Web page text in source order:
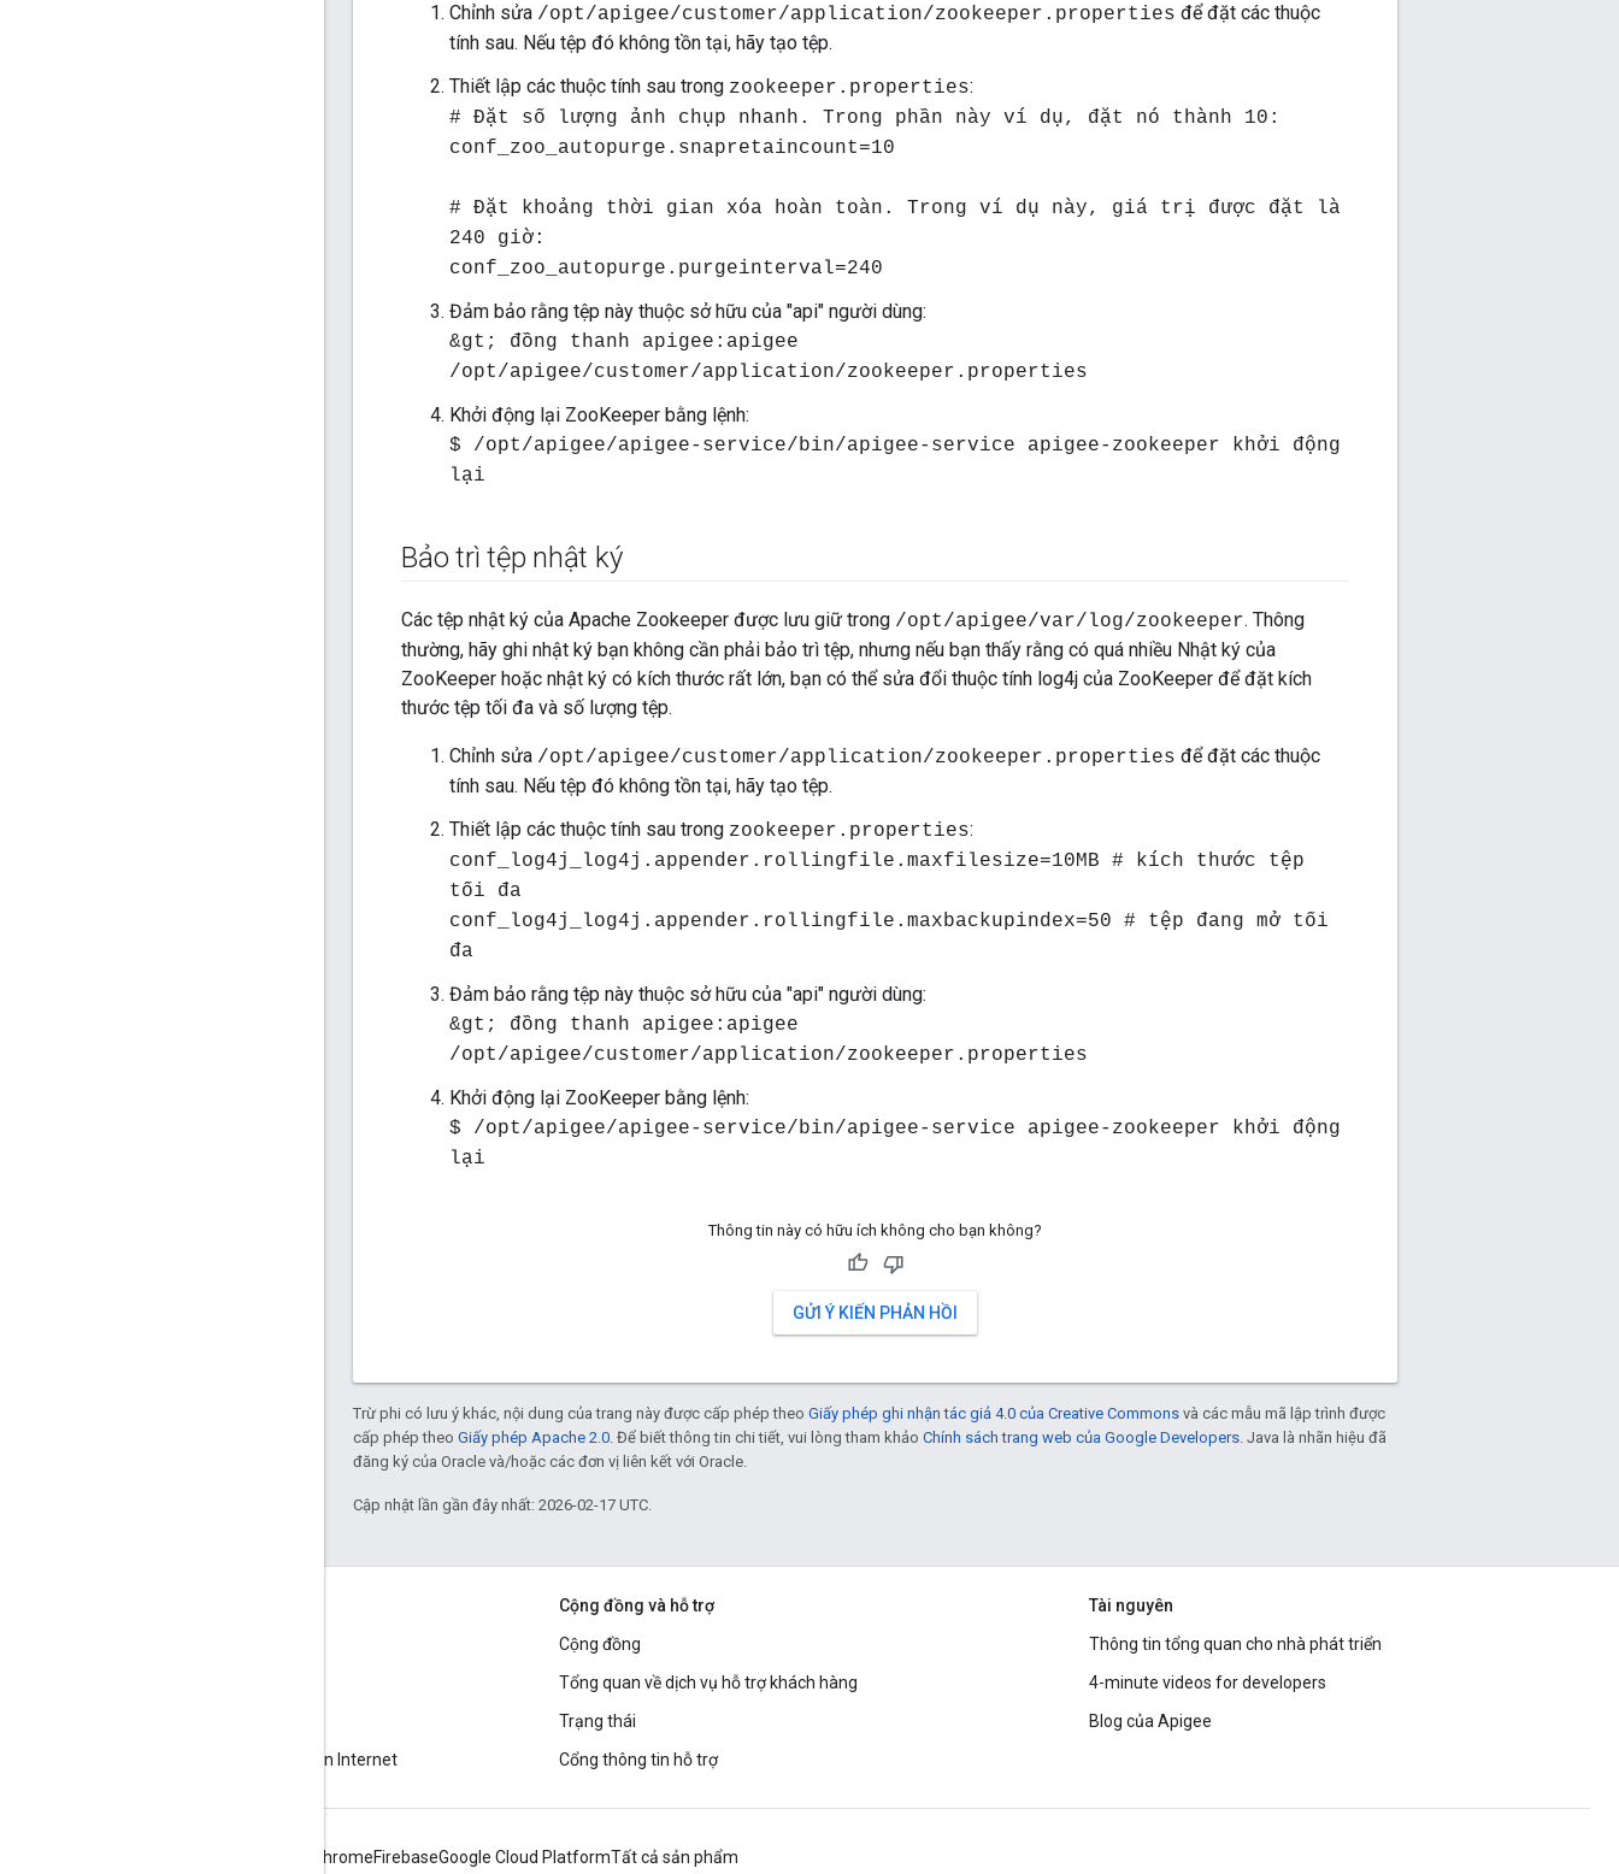
Chỉnh sửa /opt/apigee/customer/application/zookeeper.properties để đặt các thuộc
tính sau. Nếu tệp đó không tồn tại, hãy tạo tệp.
Thiết lập các thuộc tính sau trong zookeeper.properties:
# Đặt số lượng ảnh chụp nhanh. Trong phần này ví dụ, đặt nó thành 10:
conf_zoo_autopurge.snapretaincount=10
# Đặt khoảng thời gian xóa hoàn toàn. Trong ví dụ này, giá trị được đặt là
240 giờ:
conf_zoo_autopurge.purgeinterval=240
Đảm bảo rằng tệp này thuộc sở hữu của "api" người dùng:
&gt; đồng thanh apigee:apigee
/opt/apigee/customer/application/zookeeper.properties
Khởi động lại ZooKeeper bằng lệnh:
$ /opt/apigee/apigee-service/bin/apigee-service apigee-zookeeper khởi động
lại
Bảo trì tệp nhật ký
Các tệp nhật ký của Apache Zookeeper được lưu giữ trong /opt/apigee/var/log/zookeeper. Thông
thường, hãy ghi nhật ký bạn không cần phải bảo trì tệp, nhưng nếu bạn thấy rằng có quá nhiều Nhật ký của
ZooKeeper hoặc nhật ký có kích thước rất lớn, bạn có thể sửa đổi thuộc tính log4j của ZooKeeper để đặt kích
thước tệp tối đa và số lượng tệp.
Chỉnh sửa /opt/apigee/customer/application/zookeeper.properties để đặt các thuộc
tính sau. Nếu tệp đó không tồn tại, hãy tạo tệp.
Thiết lập các thuộc tính sau trong zookeeper.properties:
conf_log4j_log4j.appender.rollingfile.maxfilesize=10MB # kích thước tệp
tối đa
conf_log4j_log4j.appender.rollingfile.maxbackupindex=50 # tệp đang mở tối
đa
Đảm bảo rằng tệp này thuộc sở hữu của "api" người dùng:
&gt; đồng thanh apigee:apigee
/opt/apigee/customer/application/zookeeper.properties
Khởi động lại ZooKeeper bằng lệnh:
$ /opt/apigee/apigee-service/bin/apigee-service apigee-zookeeper khởi động
lại
Thông tin này có hữu ích không cho bạn không?
GỬI Ý KIẾN PHẢN HỒI
Trừ phi có lưu ý khác, nội dung của trang này được cấp phép theo Giấy phép ghi nhận tác giả 4.0 của Creative Commons và các mẫu mã lập trình được
cấp phép theo Giấy phép Apache 2.0. Để biết thông tin chi tiết, vui lòng tham khảo Chính sách trang web của Google Developers. Java là nhãn hiệu đã
đăng ký của Oracle và/hoặc các đơn vị liên kết với Oracle.
Cập nhật lần gần đây nhất: 2026-02-17 UTC.
Sách điện tử và truyền hình trực tiếp trên Internet
Cộng đồng và hỗ trợ
Cộng đồng
Tổng quan về dịch vụ hỗ trợ khách hàng
Trạng thái
Cổng thông tin hỗ trợ
Tài nguyên
Thông tin tổng quan cho nhà phát triển
4-minute videos for developers
Blog của Apigee
ChromeFirebaseGoogle Cloud PlatformTất cả sản phẩm